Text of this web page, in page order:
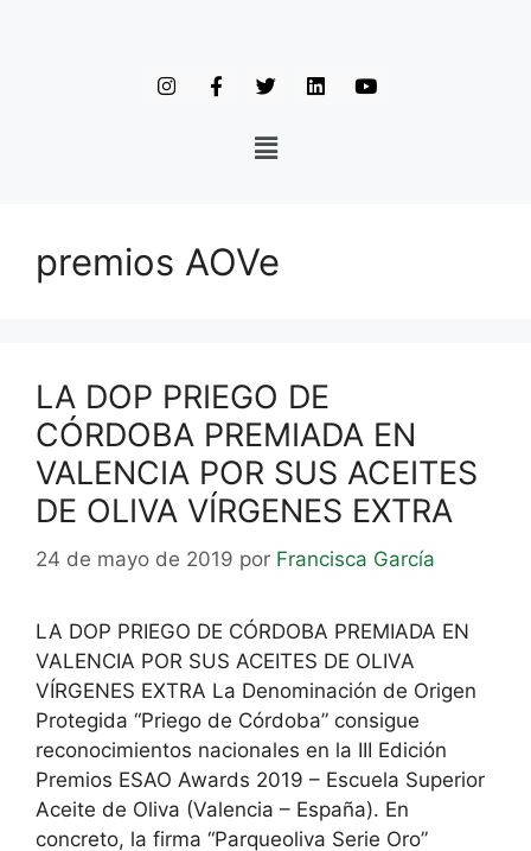
premios AOVe
LA DOP PRIEGO DE
CÓRDOBA PREMIADA EN
VALENCIA POR SUS ACEITES
DE OLIVA VÍRGENES EXTRA
24 de mayo de 2019 por Francisca García
LA DOP PRIEGO DE CÓRDOBA PREMIADA EN
VALENCIA POR SUS ACEITES DE OLIVA
VÍRGENES EXTRA La Denominación de Origen
Protegida “Priego de Córdoba” consigue
reconocimientos nacionales en la III Edición
Premios ESAO Awards 2019 – Escuela Superior
Aceite de Oliva (Valencia – España). En
concreto, la firma “Parqueoliva Serie Oro”